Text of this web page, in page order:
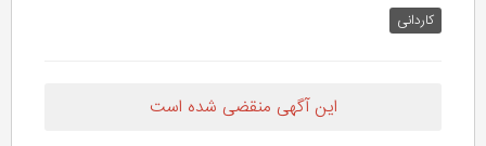
کاردانی
این آگهی منقضی شده است